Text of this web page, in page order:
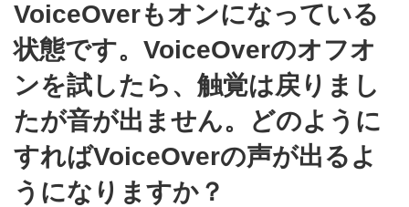
VoiceOverもオンになっている
状態です。VoiceOverのオフオ
ンを試したら、触覚は戻りまし
たが音が出ません。どのように
すればVoiceOverの声が出るよ
うになりますか？